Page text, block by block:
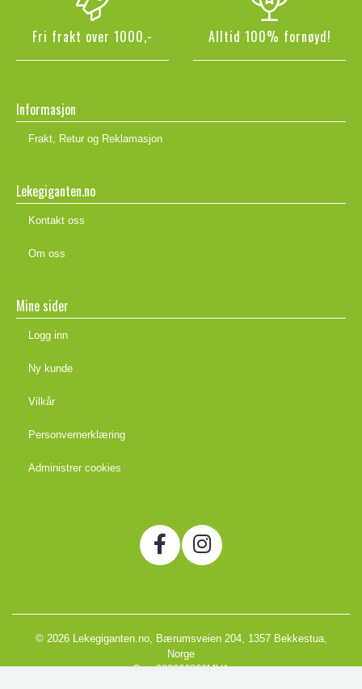
Fri frakt over 1000,- Alltid 100% fornøyd!
Informasjon
Frakt, Retur og Reklamasjon
Lekegiganten.no
Kontakt oss
Om oss
Mine sider
Logg inn
Ny kunde
Vilkår
Personvernerklæring
Administrer cookies
© 2026 Lekegiganten.no, Bærumsveien 204, 1357 Bekkestua,
Norge
Org. 988666866MVA